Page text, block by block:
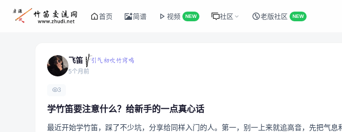
首页 简谱 视频 NEW 社区 老版社区 NEW
飞笛
5个月前
3
学竹笛要注意什么？给新手的一点真心话
最近开始学竹笛，踩了不少坑，分享给同样入门的人。第一，别一上来就追高音，先把气